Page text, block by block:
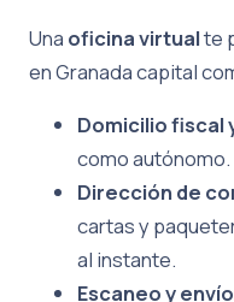
Una oficina virtualte
en Granada capital
Domicilio fiscal
como autónomo.
Dirección de
cartas y
al instante.
Escaneo y